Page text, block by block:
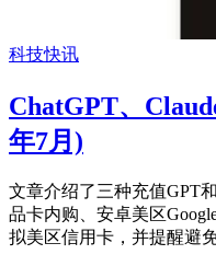
科技快讯
ChatGPT、
年7月)
文章介绍了三种充值GPT
品卡内购、安卓美区
拟美区信用卡，并提醒避